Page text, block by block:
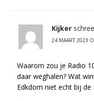
Kijker
24 MAART 2023
Waarom zou je Radio
daar weghalen? Wat
Edkdom niet echt bij de